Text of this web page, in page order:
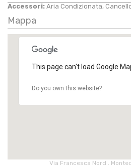
Accessori: Aria Condizionata,
Mappa
This page can't load Google
Do you own this website?
Via Francesca Nord ,